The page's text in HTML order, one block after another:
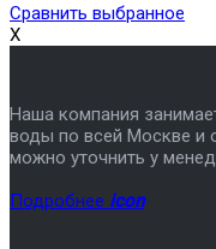
Сравнить выбранное
X
Наша компания
воды по всей Москве и
можно уточнить у
Подробнее icon